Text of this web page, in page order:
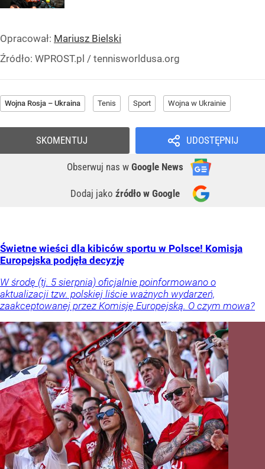
Opracował: Mariusz Bielski
Źródło: WPROST.pl / tennisworldusa.org
Wojna Rosja – Ukraina Tenis Sport Wojna w Ukrainie
UDOSTĘPNIJ
Obserwuj nas w Google News
Dodaj jako źródło w Google
SKOMENTUJ
Świetne wieści dla kibiców sportu w Polsce! Komisja
Europejska podjęła decyzję
W środę (tj. 5 sierpnia) oficjalnie poinformowano o
aktualizacji tzw. polskiej liście ważnych wydarzeń,
zaakceptowanej przez Komisję Europejską. O czym mowa?